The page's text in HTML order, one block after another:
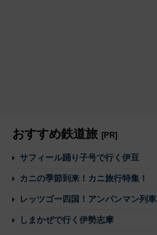
おすすめ鉄道旅 [PR]
サフィール踊り子号で行く伊豆
カニの季節到来！カニ旅行特集！
レッツゴー四国！アンパンマン列車
しまかぜで行く伊勢志摩